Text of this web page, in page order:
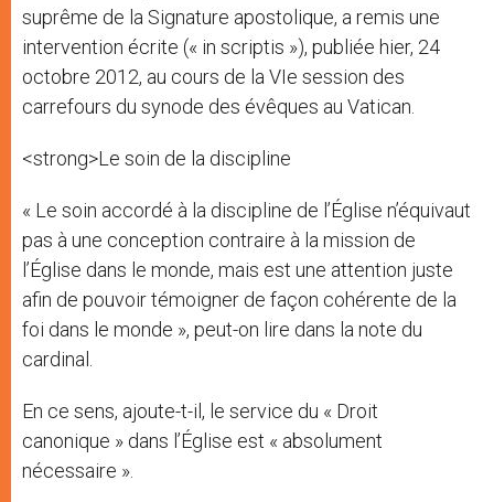
suprême de la Signature apostolique, a remis une
intervention écrite (« in scriptis »), publiée hier, 24
octobre 2012, au cours de la VIe session des
carrefours du synode des évêques au Vatican.
<strong>Le soin de la discipline
« Le soin accordé à la discipline de l’Église n’équivaut
pas à une conception contraire à la mission de
l’Église dans le monde, mais est une attention juste
afin de pouvoir témoigner de façon cohérente de la
foi dans le monde », peut-on lire dans la note du
cardinal.
En ce sens, ajoute-t-il, le service du « Droit
canonique » dans l’Église est « absolument
nécessaire ».